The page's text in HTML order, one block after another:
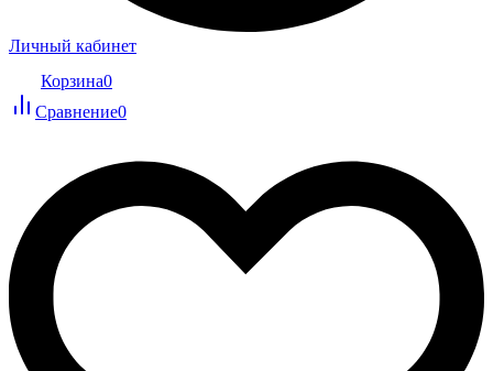
Личный кабинет
Корзина0
Сравнение0